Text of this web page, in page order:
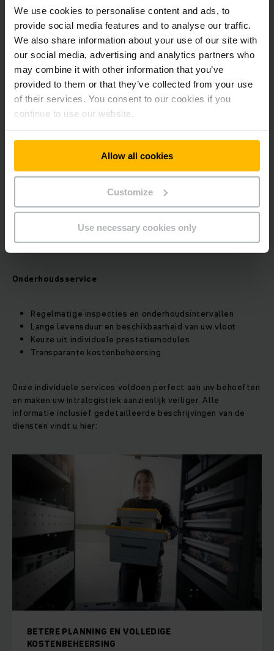
We use cookies to personalise content and ads, to
provide social media features and to analyse our traffic.
We also share information about your use of our site with
our social media, advertising and analytics partners who
may combine it with other information that you’ve
provided to them or that they’ve collected from your use
of their services. You consent to our cookies if you
continue to use our website.
Allow all cookies
Customize
Use necessary cookies only
Heftruck service
Naast snel en efficiënt reageren in noodgevallen, willen we
het u nog gemakkelijker maken. Dankzij onze heftruck
diensten kunt u al uw aandacht richten op uw bedrijf, terwijl
wij zorgen voor uw truckvloot en al het andere.
Full service voor heftrucks en mobile robots
Constante beschikbaarheid en hoge operationele
Planningszekerheid en kostentransparantie door vaste
maandelijkse betalingen
Breed scala aan contractopties
Nauwe samenwerking op basis van partnerschap
Onderhoudsservice
Regelmatige inspecties en onderhoudsintervallen
Lange levensduur en beschikbaarheid van uw vloot
Keuze uit individuele prestatiemodules
Transparante kostenbeheersing
Onze individuele services voldoen perfect aan uw behoeften
en maken uw intralogistiek aanzienlijk veiliger. Alle
informatie inclusief gedetailleerde beschrijvingen van de
diensten vindt u hier:
BETERE PLANNING EN VOLLEDIGE
KOSTENBEHEERSING